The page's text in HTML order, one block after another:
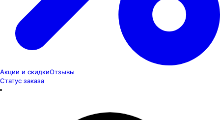
Акции и скидкиОтзывы
Статус заказа